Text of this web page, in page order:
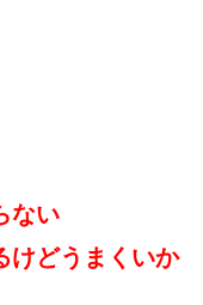
ない
けどうまくいか